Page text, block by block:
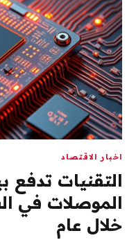
اخبار الاقتصاد
التقنيات تدفع
خلال عام